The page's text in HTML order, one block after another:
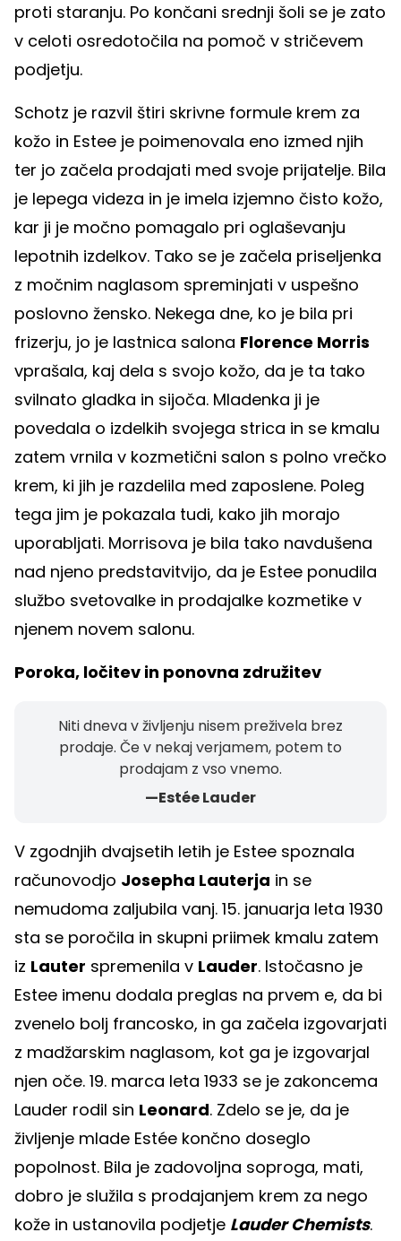
proti staranju. Po končani srednji šoli se je zato
v celoti osredotočila na pomoč v stričevem
podjetju.
Schotz je razvil štiri skrivne formule krem za
kožo in Estee je poimenovala eno izmed njih
ter jo začela prodajati med svoje prijatelje. Bila
je lepega videza in je imela izjemno čisto kožo,
kar ji je močno pomagalo pri oglaševanju
lepotnih izdelkov. Tako se je začela priseljenka
z močnim naglasom spreminjati v uspešno
poslovno žensko. Nekega dne, ko je bila pri
frizerju, jo je lastnica salona Florence Morris
vprašala, kaj dela s svojo kožo, da je ta tako
svilnato gladka in sijoča. Mladenka ji je
povedala o izdelkih svojega strica in se kmalu
zatem vrnila v kozmetični salon s polno vrečko
krem, ki jih je razdelila med zaposlene. Poleg
tega jim je pokazala tudi, kako jih morajo
uporabljati. Morrisova je bila tako navdušena
nad njeno predstavitvijo, da je Estee ponudila
službo svetovalke in prodajalke kozmetike v
njenem novem salonu.
Poroka, ločitev in ponovna združitev
Niti dneva v življenju nisem preživela brez
prodaje. Če v nekaj verjamem, potem to
prodajam z vso vnemo.
—Estée Lauder
V zgodnjih dvajsetih letih je Estee spoznala
računovodjo Josepha Lauterja in se
nemudoma zaljubila vanj. 15. januarja leta 1930
sta se poročila in skupni priimek kmalu zatem
iz Lauter spremenila v Lauder. Istočasno je
Estee imenu dodala preglas na prvem e, da bi
zvenelo bolj francosko, in ga začela izgovarjati
z madžarskim naglasom, kot ga je izgovarjal
njen oče. 19. marca leta 1933 se je zakoncema
Lauder rodil sin Leonard. Zdelo se je, da je
življenje mlade Estée končno doseglo
popolnost. Bila je zadovoljna soproga, mati,
dobro je služila s prodajanjem krem za nego
kože in ustanovila podjetje Lauder Chemists.